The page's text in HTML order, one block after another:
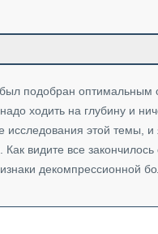
подобран
ходить на глубину и
исследования этой темы, и
Как видите все
декомпрессионной